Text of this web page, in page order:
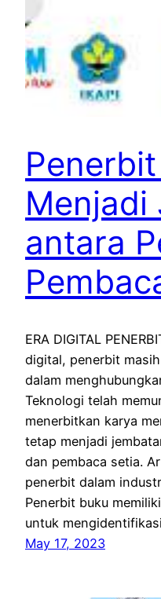
Menjadi
antara
ERA DIGITAL
digital, penerbit
dalam
Teknologi telah
menerbitkan karya
tetap menjadi
dan pembaca setia.
penerbit dalam
Penerbit buku
untuk
May 17, 2023